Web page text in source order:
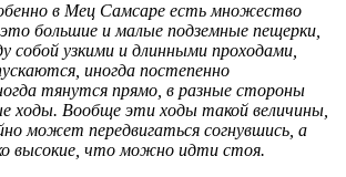
в Мец Самсаре есть множество
большие и малые подземные пещерки,
собой узкими и длинными проходами,
иногда постепенно
тянутся прямо, в разные стороны
ходы. Вооб­ще эти ходы такой величины,
может передвигаться согнувшись, а
высокие, что можно идти стоя.